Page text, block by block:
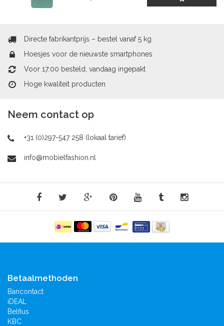
Directe fabrikantprijs – bestel vanaf 5 kg
Hoesjes voor de nieuwste smartphones
Voor 17:00 besteld, vandaag ingepakt
Hoge kwaliteit producten
Neem contact op
+31 (0)297-547 258 (lokaal tarief)
info@mobielfashion.nl
Betaalmethoden
Bancontact
iDEAL
Belfius
KBC